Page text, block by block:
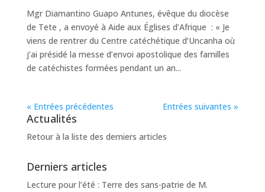
Mgr Diamantino Guapo Antunes, évêque du diocèse
de Tete , a envoyé à Aide aux Églises d’Afrique : « Je
viens de rentrer du Centre catéchétique d’Uncanha où
j’ai présidé la messe d’envoi apostolique des familles
de catéchistes formées pendant un an...
« Entrées précédentes Entrées suivantes »
Actualités
Retour à la liste des derniers articles
Derniers articles
Lecture pour l’été : Terre des sans-patrie de M.